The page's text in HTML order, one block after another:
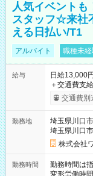
人気イベントも
スタッフ☆来社
える日払い/T1
アルバイト 職種未
給与
日給13,000
＋交通費支給 ★交通費全額支給！ ┗案件により規定あり ★日払
いOK！（
ンビニATMか
交通費別
勤務地
埼玉県川口市
埼玉県川口
株式会社
勤務時間
勤務時間は
変形労働時間制 想